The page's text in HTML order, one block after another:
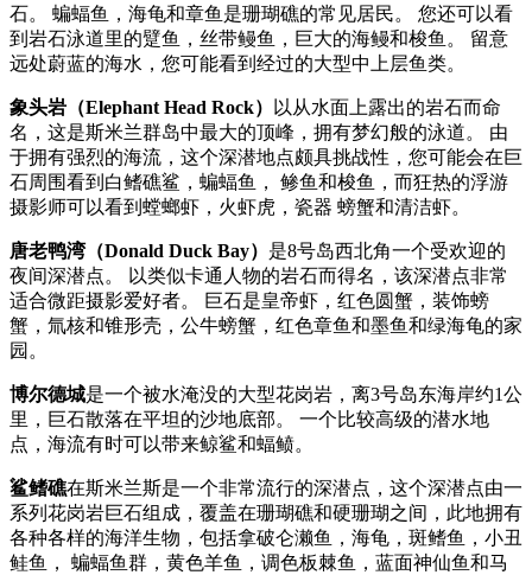
石。 蝙蝠鱼，海龟和章鱼是珊瑚礁的常见居民。 您还可以看
到岩石泳道里的躄鱼，丝带鳗鱼，巨大的海鳗和梭鱼。 留意
远处蔚蓝的海水，您可能看到经过的大型中上层鱼类。
象头岩（Elephant Head Rock）
以从水面上露出的岩石而命
名，这是斯米兰群岛中最大的顶峰，拥有梦幻般的泳道。 由
于拥有强烈的海流，这个深潜地点颇具挑战性，您可能会在巨
石周围看到白鳍礁鲨，蝙蝠鱼， 鲹鱼和梭鱼，而狂热的浮游
摄影师可以看到螳螂虾，火虾虎，瓷器 螃蟹和清洁虾。
唐老鸭湾（Donald Duck Bay） 是8号岛西北角一个受欢迎的
夜间深潜点。 以类似卡通人物的岩石而得名，该深潜点非常
适合微距摄影爱好者。 巨石是皇帝虾，红色圆蟹，装饰螃
蟹，氚核和锥形壳，公牛螃蟹，红色章鱼和墨鱼和绿海龟的家
园。
博尔德城是一个被水淹没的大型花岗岩，离3号岛东海岸约1公
里，巨石散落在平坦的沙地底部。 一个比较高级的潜水地
点，海流有时可以带来鲸鲨和蝠鲼。
鲨鳍礁在斯米兰斯是一个非常流行的深潜点，这个深潜点由一
系列花岗岩巨石组成，覆盖在珊瑚礁和硬珊瑚之间，此地拥有
各种各样的海洋生物，包括拿破仑濑鱼，海龟，斑鳍鱼，小丑
鲑鱼， 蝙蝠鱼群，黄色羊鱼，调色板棘鱼，蓝面神仙鱼和马